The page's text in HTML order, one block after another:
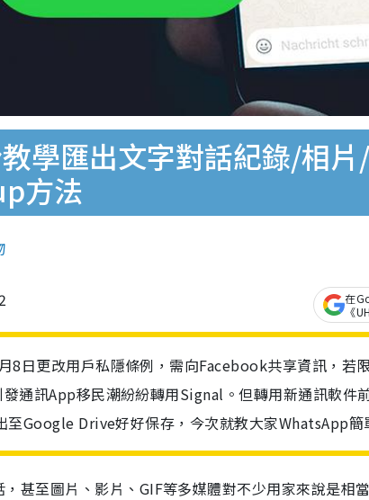
學匯出文字對話紀錄/相
方法
在
《
8日更改用戶私隱條例，需向Facebook共享資訊，若
通訊App移民潮紛紛轉用Signal。但轉用新通訊軟件
至Google Drive好好保存，今次就教大家WhatsApp簡
， 甚至圖片、影片、 GIF等多媒體對不少用家來說是相